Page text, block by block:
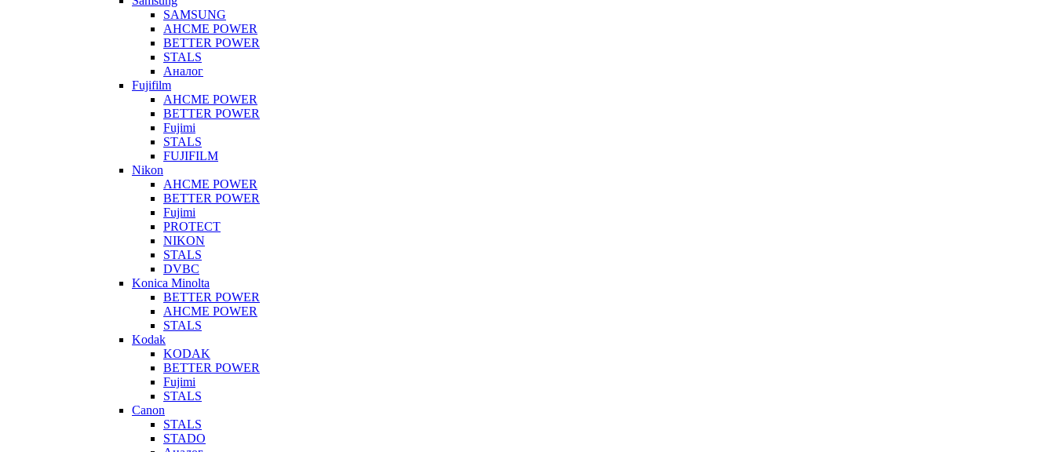
SAMSUNG
AHCME POWER
BETTER POWER
STALS
Аналог
Fujifilm
AHCME POWER
BETTER POWER
Fujimi
STALS
FUJIFILM
Nikon
AHCME POWER
BETTER POWER
Fujimi
PROTECT
NIKON
STALS
DVBC
Konica Minolta
BETTER POWER
AHCME POWER
STALS
Kodak
KODAK
BETTER POWER
Fujimi
STALS
Canon
STALS
STADO